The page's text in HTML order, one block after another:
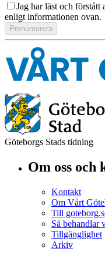
Jag har läst och
enligt informationen ovan.
Göteborgs Stads tidning
Om oss och
Kontakt
Om Vårt
Till
Så behandlar
Tillgänglighet
Arkiv